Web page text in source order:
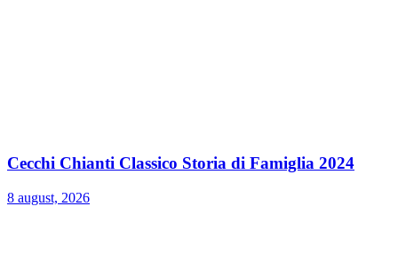
Cecchi Chianti Classico Storia di Famiglia 2024
8 august, 2026